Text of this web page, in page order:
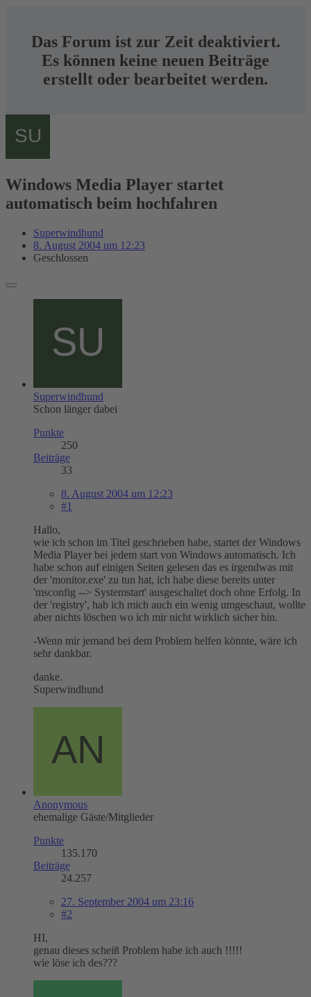
Das Forum ist zur Zeit deaktiviert.
Es können keine neuen Beiträge
erstellt oder bearbeitet werden.
Windows Media Player startet
automatisch beim hochfahren
Superwindhund
8. August 2004 um 12:23
Geschlossen
Superwindhund
Schon länger dabei
Punkte
250
Beiträge
33
8. August 2004 um 12:23
#1
Hallo,
wie ich schon im Titel geschrieben habe, startet der Windows
Media Player bei jedem start von Windows automatisch. Ich
habe schon auf einigen Seiten gelesen das es irgendwas mit
der 'monitor.exe' zu tun hat, ich habe diese bereits unter
'msconfig --> Systemstart' ausgeschaltet doch ohne Erfolg. In
der 'registry', hab ich mich auch ein wenig umgeschaut, wollte
aber nichts löschen wo ich mir nicht wirklich sicher bin.
-Wenn mir jemand bei dem Problem helfen könnte, wäre ich
sehr dankbar.
danke.
Superwindhund
Anonymous
ehemalige Gäste/Mitglieder
Punkte
135.170
Beiträge
24.257
27. September 2004 um 23:16
#2
HI,
genau dieses scheiß Problem habe ich auch !!!!!
wie löse ich des???